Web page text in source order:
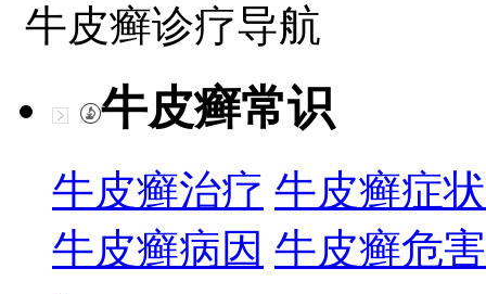
牛皮癣诊疗导航
牛皮癣常识
牛皮癣治疗 牛皮癣症状
牛皮癣病因 牛皮癣危害